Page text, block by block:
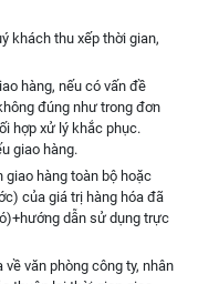
khách thu xếp thời gian,
hàng, nếu có vấn đề
đúng như trong đơn
hợp xử lý khắc phục.
giao hàng.
giao hàng toàn bộ hoặc
của giá trị hàng hóa đã
dẫn sử dụng trực
văn phòng công ty, nhân